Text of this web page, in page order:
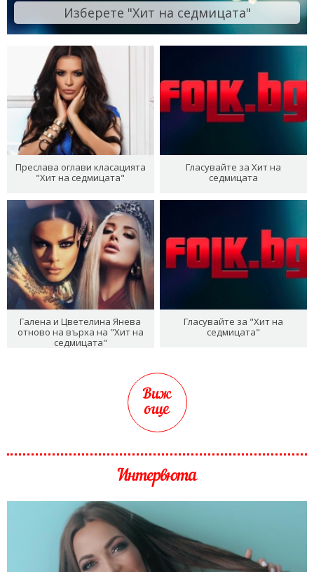
Изберете "Хит на седмицата"
Преслава оглави класацията
"Хит на седмицата"
Гласувайте за Хит на
седмицата
Галена и Цветелина Янева
отново на върха на "Хит на
седмицата"
Гласувайте за "Хит на
седмицата"
Виж
още
Интервюта